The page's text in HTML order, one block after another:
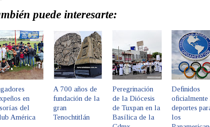
puede interesarte:
en
del
América
A 700 años de
fundación de la
gran
Tenochtitlán
Peregrinación
de la Diócesis
de Tuxpan en la
Basílica de la
Definidos
oficialmente
deportes
los